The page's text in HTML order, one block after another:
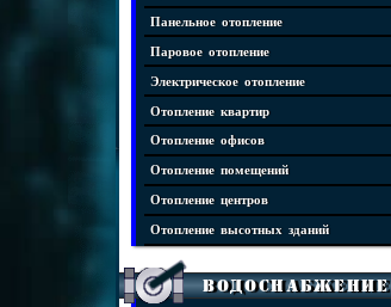
Панельное отопление
Паровое отопление
Электрическое отопление
Отопление квартир
Отопление офисов
Отопление помещений
Отопление центров
Отопление высотных зданий
Водоснабжение